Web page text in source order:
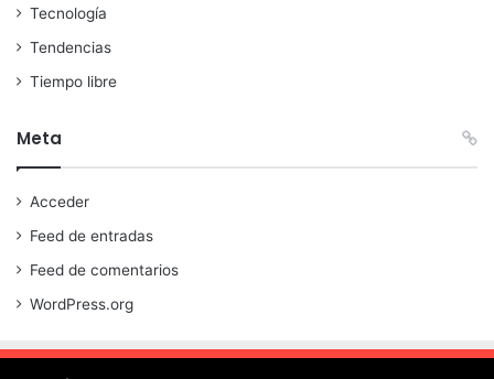
Tecnología
Tendencias
Tiempo libre
Meta
Acceder
Feed de entradas
Feed de comentarios
WordPress.org